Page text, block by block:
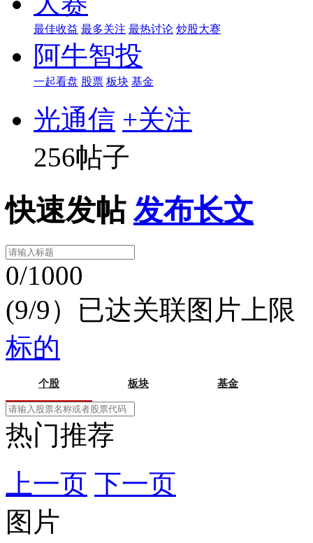
最佳收益 最多关注 最热讨论 炒股大赛
阿牛智投
一起看盘 股票 板块 基金
光通信 +关注
256帖子
快速发帖 发布长文
0/1000
(9/9）已达关联图片上限
标的
个股 板块 基金
热门推荐
上一页 下一页
图片